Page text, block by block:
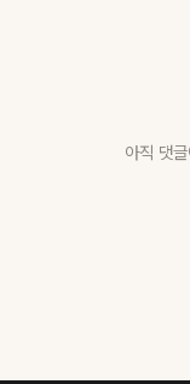
아직 댓